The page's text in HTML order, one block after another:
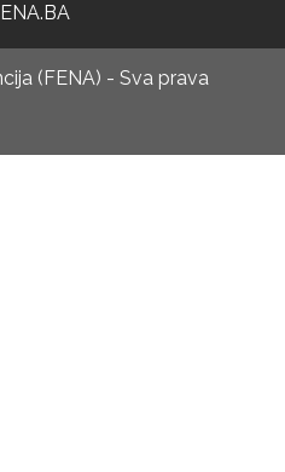
(FENA) - Sva prava